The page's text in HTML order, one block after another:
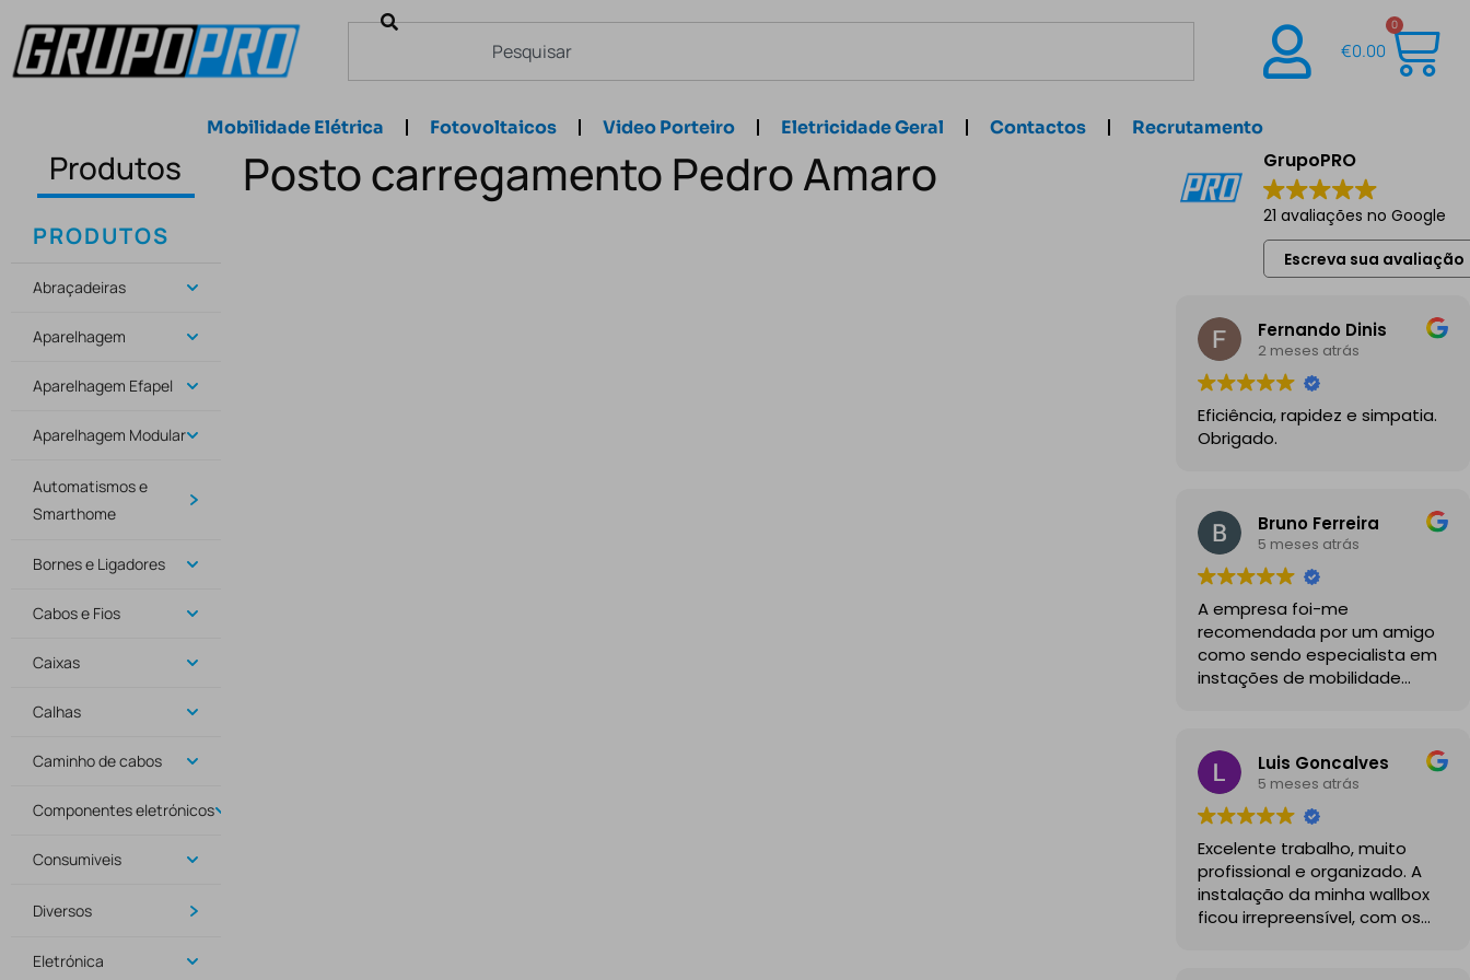
€0.00
0
Mobilidade Elétrica Fotovoltaicos Video Porteiro Eletricidade Geral Contactos Recrutamento
Produtos
PRODUTOS
Abraçadeiras
Aparelhagem
Aparelhagem Efapel
Aparelhagem Modular
Automatismos e
Smarthome
Bornes e Ligadores
Cabos e Fios
Caixas
Calhas
Caminho de cabos
Componentes eletrónicos
Consumiveis
Diversos
Eletrónica
Posto carregamento Pedro Amaro GrupoPRO
21 avaliações no Google
Escreva sua avaliação
Fernando Dinis
2 meses atrás
Eficiência, rapidez e simpatia.
Obrigado.
Bruno Ferreira
5 meses atrás
A empresa foi-me
recomendada por um amigo
como sendo especialista em
instações de mobilidade
profissionais, comunicativos e
disponiveis para todas as
minhas dúvidas.
A instalação de tomada
reforçada em garagem
partilhada correu na
perfeição e nos prazos
combinados, sendo que
Luis Goncalves
5 meses atrás
Excelente trabalho, muito
profissional e organizado. A
instalação da minha wallbox
ficou irrepreensível, com os